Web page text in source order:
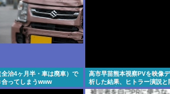
全治4ヶ月半・車は廃車）で
ってしまうwww
高市早苗熊本視察PVを映像
析した結果、ヒトラー演説
てたと発覚する